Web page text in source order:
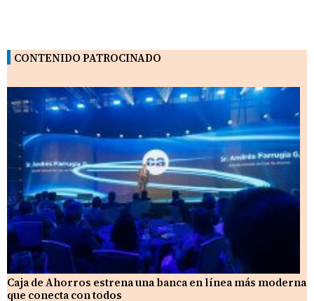
CONTENIDO PATROCINADO
Caja de Ahorros estrena una banca en línea más moderna
que conecta con todos